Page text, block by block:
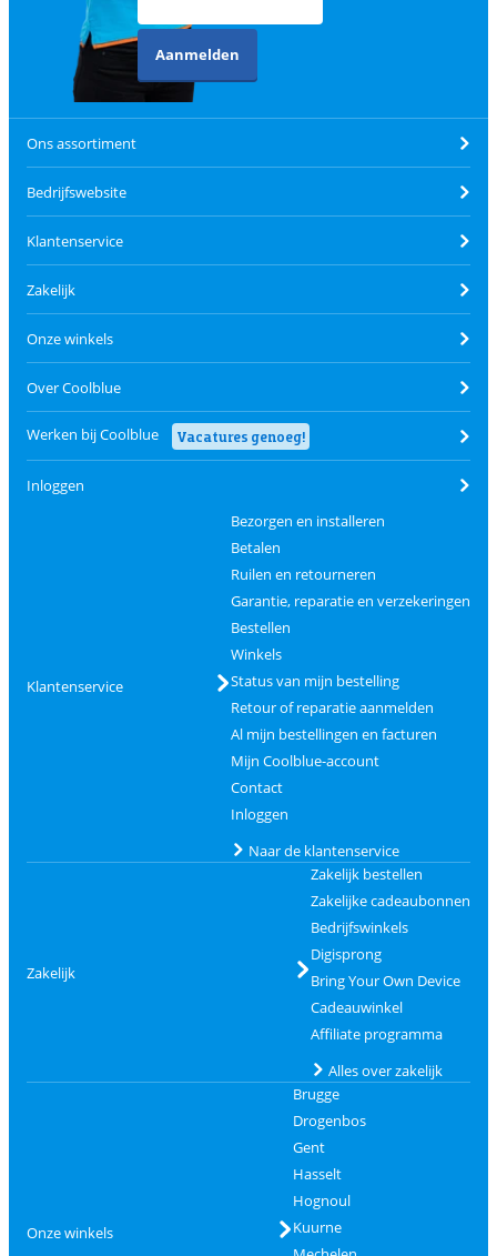
Aanmelden
Ons assortiment
Bedrijfswebsite
Klantenservice
Zakelijk
Onze winkels
Over Coolblue
Werken bij Coolblue Vacatures genoeg!
Inloggen
Klantenservice
Bezorgen en installeren
Betalen
Ruilen en retourneren
Garantie, reparatie en verzekeringen
Bestellen
Winkels
Status van mijn bestelling
Retour of reparatie aanmelden
Al mijn bestellingen en facturen
Mijn Coolblue-account
Contact
Inloggen
Naar de klantenservice
Zakelijk
Zakelijk bestellen
Zakelijke cadeaubonnen
Bedrijfswinkels
Digisprong
Bring Your Own Device
Cadeauwinkel
Affiliate programma
Alles over zakelijk
Onze winkels
Brugge
Drogenbos
Gent
Hasselt
Hognoul
Kuurne